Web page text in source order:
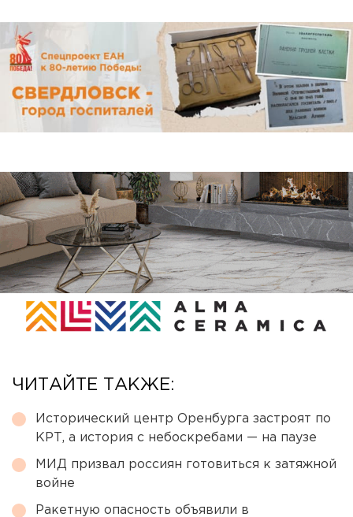
ЧИТАЙТЕ ТАКЖЕ:
Исторический центр Оренбурга застроят по
КРТ, а история с небоскребами — на паузе
МИД призвал россиян готовиться к затяжной
войне
Ракетную опасность объявили в